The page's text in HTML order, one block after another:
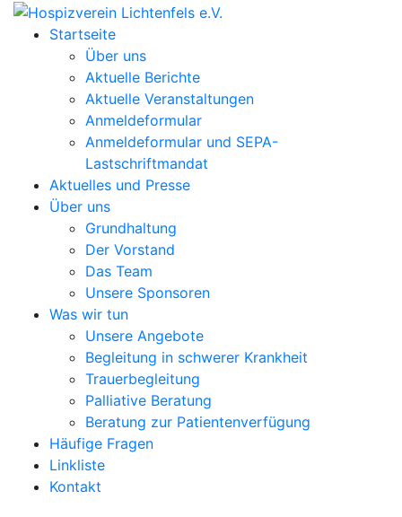
Startseite
Über uns
Aktuelle Berichte
Aktuelle Veranstaltungen
Anmeldeformular
Anmeldeformular und SEPA-
Lastschriftmandat
Aktuelles und Presse
Über uns
Grundhaltung
Der Vorstand
Das Team
Unsere Sponsoren
Was wir tun
Unsere Angebote
Begleitung in schwerer Krankheit
Trauerbegleitung
Palliative Beratung
Beratung zur Patientenverfügung
Häufige Fragen
Linkliste
Kontakt